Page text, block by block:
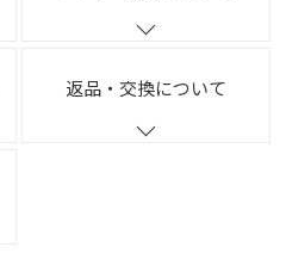
返品・交換について